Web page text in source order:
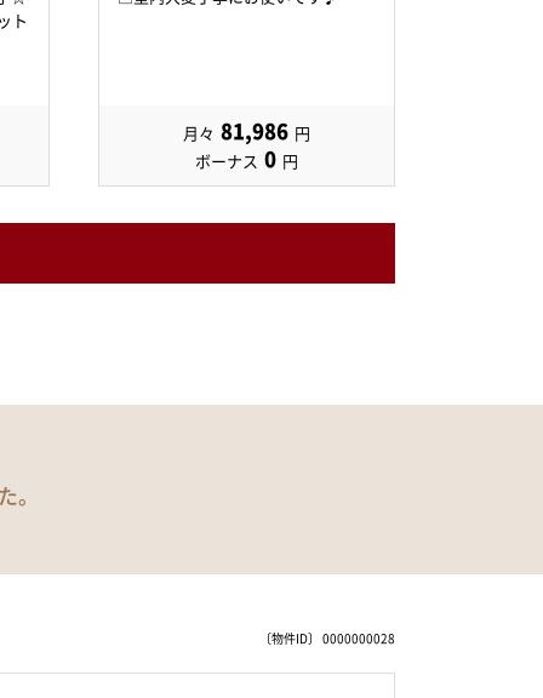
ト
月々 81,986 円
ボーナス 0 円
。
〔物件ID〕 0000000028